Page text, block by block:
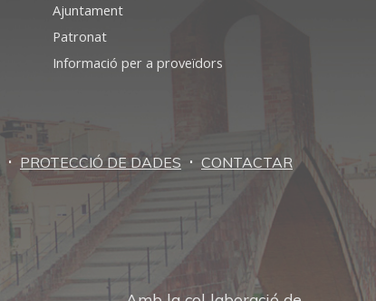
Ajuntament
Patronat
Informació per a proveïdors
· PROTECCIÓ DE DADES · CONTACTAR